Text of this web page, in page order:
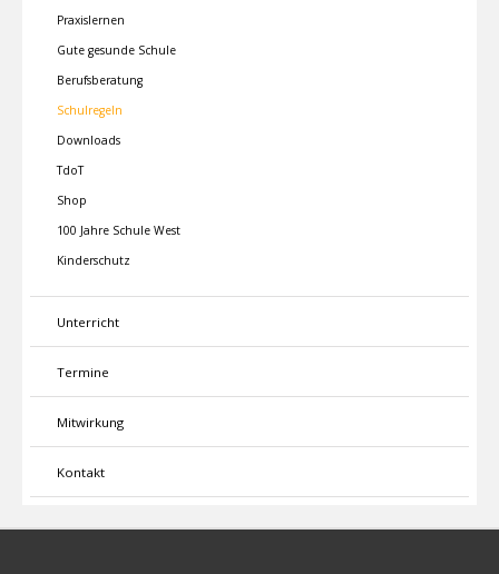
Praxislernen
Gute gesunde Schule
Berufsberatung
Schulregeln
Downloads
TdoT
Shop
100 Jahre Schule West
Kinderschutz
Unterricht
Termine
Mitwirkung
Kontakt